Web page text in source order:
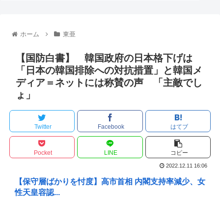
ホーム 東亜
【国防白書】 韓国政府の日本格下げは
「日本の韓国排除への対抗措置」と韓国メ
ディア＝ネットには称賛の声 「主敵でし
ょ」
Twitter Facebook はてブ
Pocket LINE コピー
2022.12.11 16:06
【保守層ばかりを忖度】高市首相 内閣支持率減少、女
性天皇容認...